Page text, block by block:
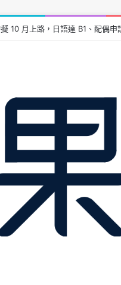
10 月上路，日語達 B1、配偶申